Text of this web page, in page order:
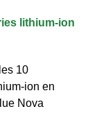
lithium-ion
10
ion en
Nova